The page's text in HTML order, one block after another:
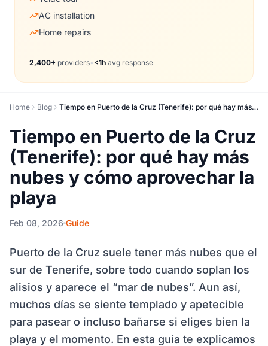
AC installation
Home repairs
2,400+ providers• <1h avg response
Home Blog Tiempo en Puerto de la Cruz (Tenerife): por qué hay más nubes y cómo aprovechar la playa
Tiempo en Puerto de la Cruz
(Tenerife): por qué hay más
nubes y cómo aprovechar la
playa
Feb 08, 2026 Guide
Puerto de la Cruz suele tener más nubes que el
sur de Tenerife, sobre todo cuando soplan los
alisios y aparece el “mar de nubes”. Aun así,
muchos días se siente templado y apetecible
para pasear o incluso bañarse si eliges bien la
playa y el momento. En esta guía te explicamos